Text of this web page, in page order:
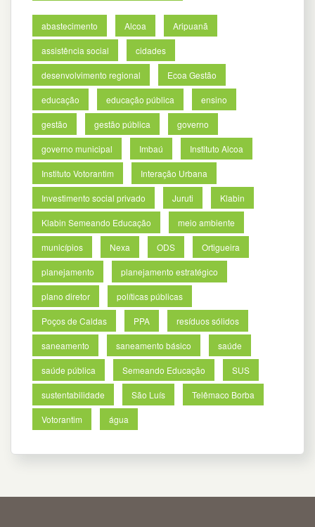
abastecimento Alcoa Aripuanã
assistência social cidades
desenvolvimento regional Ecoa Gestão
educação educação pública ensino
gestão gestão pública governo
governo municipal Imbaú Instituto Alcoa
Instituto Votorantim Interação Urbana
Investimento social privado Juruti Klabin
Klabin Semeando Educação meio ambiente
municípios Nexa ODS Ortigueira
planejamento planejamento estratégico
plano diretor políticas públicas
Poços de Caldas PPA resíduos sólidos
saneamento saneamento básico saúde
saúde pública Semeando Educação SUS
sustentabilidade São Luís Telêmaco Borba
Votorantim água